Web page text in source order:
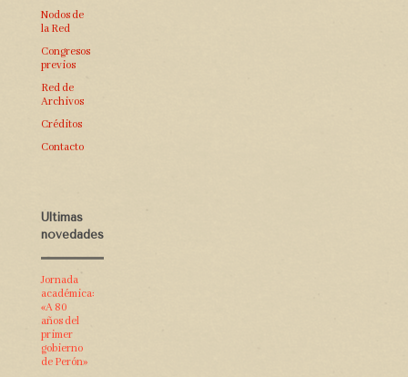
Nodos de
la Red
Congresos
previos
Red de
Archivos
Créditos
Contacto
Últimas
novedades
Jornada
académica:
«A 80
años del
primer
gobierno
de Perón»